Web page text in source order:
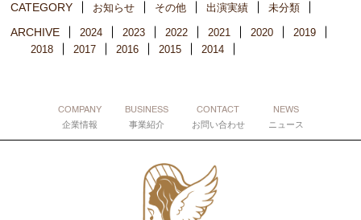
CATEGORY お知らせ その他 出演実績 未分類
ARCHIVE 2024 2023 2022 2021 2020
2019
2018
2017 2016 2015 2014
COMPANY
企業情報
BUSINESS
事業紹介
CONTACT
お問い合わせ
NEWS
ニュース